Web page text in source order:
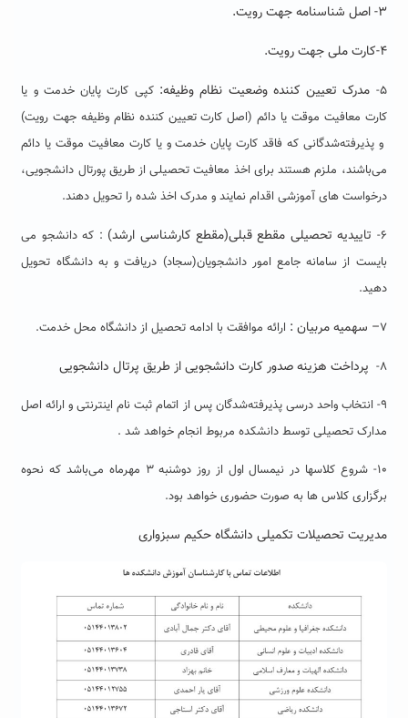
۳- اصل شناسنامه جهت رویت.
۴-کارت ملی جهت رویت.
۵- مدرک تعیین کننده وضعیت نظام وظیفه: کپی کارت پایان خدمت و یا
کارت معافیت موقت یا دائم (اصل کارت تعیین کننده نظام وظیفه جهت رویت)
و پذیرفته‌شدگانی که فاقد کارت پایان خدمت و یا کارت معافیت موقت یا دائم
می‌باشند، ملزم هستند برای اخذ معافیت تحصیلی از طریق پورتال دانشجویی،
درخواست های آموزشی اقدام نمایند و مدرک اخذ شده را تحویل دهند.
۶- تاییدیه تحصیلی مقطع قبلی(مقطع کارشناسی ارشد) : که دانشجو می
بایست از سامانه جامع امور دانشجویان(سجاد) دریافت و به دانشگاه تحویل
دهید.
۷– سهمیه مربیان : ارائه موافقت با ادامه تحصیل از دانشگاه محل خدمت.
۸- پرداخت هزینه صدور کارت دانشجویی از طریق پرتال دانشجویی
۹- انتخاب واحد درسی پذیرفته‌شدگان پس از اتمام ثبت نام اینترنتی و ارائه اصل
مدارک تحصیلی توسط دانشکده مربوط انجام خواهد شد .
۱۰- شروع کلاسها در نیمسال اول از روز دوشنبه ۳ مهرماه می‌باشد که نحوه
برگزاری کلاس ها به صورت حضوری خواهد بود.
مدیریت تحصیلات تکمیلی دانشگاه حکیم سبزواری